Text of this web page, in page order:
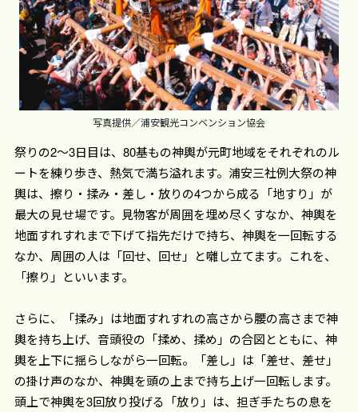
写真提供／浦安観光コンベンション協会
祭りの2～3日目は、80基もの神輿が元町地域をそれぞれのル
ートを練り歩き、熱気で満ち溢れます。浦安三社例大祭の神
輿は、擦り・揉み・差し・放りの4つから成る「地すり」が
最大の見せ場です。見物客が周囲を埋め尽くすなか、神輿を
地面すれすれまで下げて指先だけで持ち、神輿を一回転する
なか、周囲の人は「回せ、回せ」と囃し立てます。これを、
「擦り」といいます。
さらに、「揉み」は地面すれすれの高さから腰の高さまで神
輿を持ち上げ、音頭役の「揉め、揉め」の合図とともに、神
輿を上下に揺らしながら一回転。「差し」は「差せ、差せ」
の掛け声のなか、神輿を頭の上まで持ち上げ一回転します。
頭上で神輿を3回放り投げる「放り」は、担ぎ手たちの息を